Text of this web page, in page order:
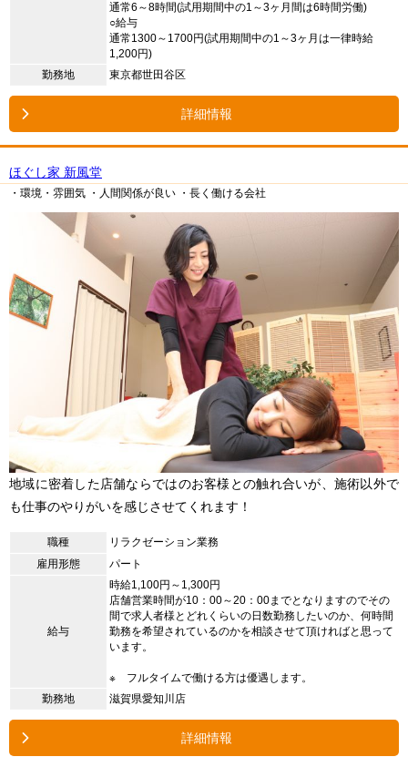
通常6～8時間(試用期間中の1～3ヶ月間は6時間労働)
○給与
通常1300～1700円(試用期間中の1～3ヶ月は一律時給
1,200円)
勤務地
東京都世田谷区
詳細情報
ほぐし家 新風堂
・環境・雰囲気 ・人間関係が良い ・長く働ける会社
地域に密着した店舗ならではのお客様との触れ合いが、施術以外で
も仕事のやりがいを感じさせてくれます！
職種
リラクゼーション業務
雇用形態
パート
給与
時給1,100円～1,300円
店舗営業時間が10：00～20：00までとなりますのでその
間で求人者様とどれくらいの日数勤務したいのか、何時間
勤務を希望されているのかを相談させて頂ければと思って
います。
※ フルタイムで働ける方は優遇します。
勤務地
滋賀県愛知川店
詳細情報